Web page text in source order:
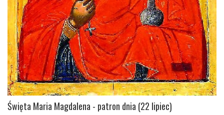
Święta Maria Magdalena - patron dnia (22 lipiec)